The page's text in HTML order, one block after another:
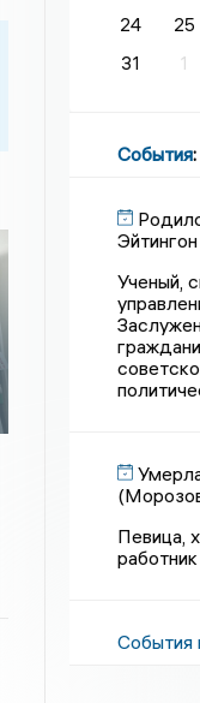
24
25
31
1
События:
Эйтингон
Ученый,
Певица,
События